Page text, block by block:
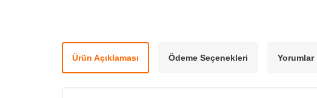
Ürün Açıklaması Ödeme Seçenekleri Yorumlar